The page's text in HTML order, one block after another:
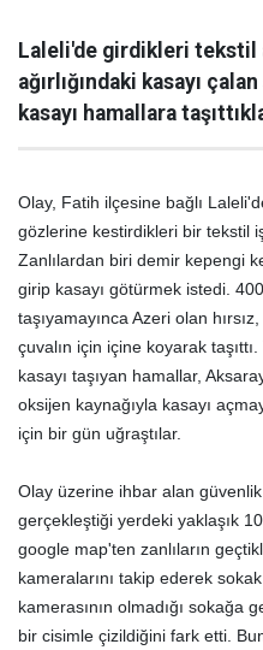
Laleli'de girdikleri
ağırlığındaki kasayı
kasayı hamallara
Olay, Fatih ilçesine bağlı
gözlerine kestirdikleri bir tekstil
Zanlılardan biri demir kepengi
girip kasayı götürmek istedi.
taşıyamayınca Azeri olan
çuvalın için içine koyarak
kasayı taşıyan hamallar,
oksijen kaynağıyla kasayı
için bir gün uğraştılar.
Olay üzerine ihbar alan güvenlik
gerçekleştiği yerdeki yaklaşık
google map'ten zanlıların
kameralarını takip ederek
kamerasının olmadığı sokağa
bir cisimle çizildiğini fark etti.